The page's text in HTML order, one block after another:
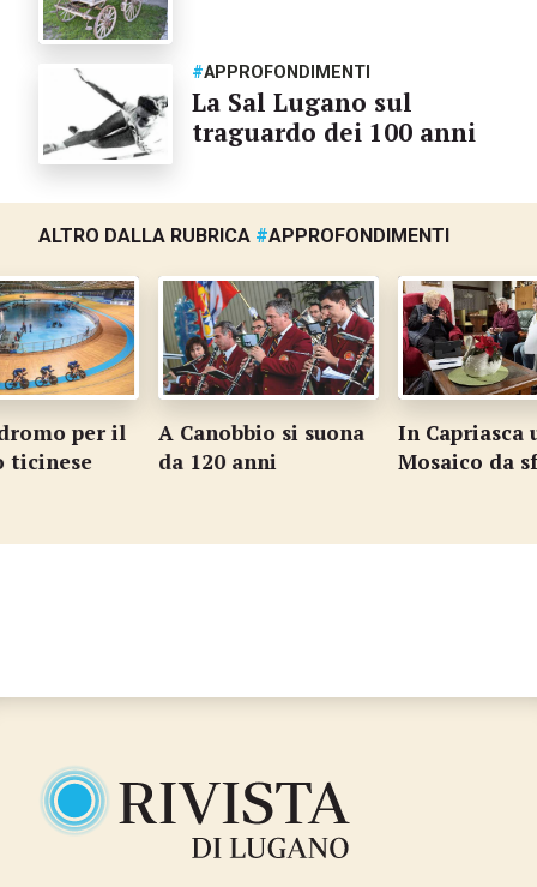
#APPROFONDIMENTI
La Sal Lugano sul
traguardo dei 100 anni
ALTRO DALLA RUBRICA #APPROFONDIMENTI
per il
ticinese
A Canobbio si suona
da 120 anni
In Capriasca
Mosaico da